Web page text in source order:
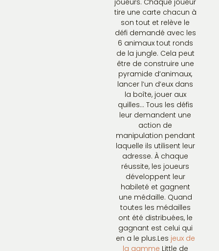
joueurs. Chaque joueur
tire une carte chacun à
son tout et relève le
défi demandé avec les
6 animaux tout ronds
de la jungle. Cela peut
être de construire une
pyramide d’animaux,
lancer l’un d’eux dans
la boîte, jouer aux
quilles… Tous les défis
leur demandent une
action de
manipulation pendant
laquelle ils utilisent leur
adresse. À chaque
réussite, les joueurs
développent leur
habileté et gagnent
une médaille. Quand
toutes les médailles
ont été distribuées, le
gagnant est celui qui
en a le plus.Les jeux de
la gamme Little de